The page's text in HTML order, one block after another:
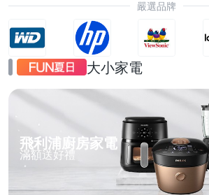
嚴選品牌
大小家電
飛利浦廚房家電
滿額送好禮